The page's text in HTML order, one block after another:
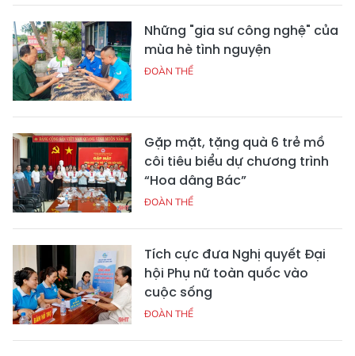
Những "gia sư công nghệ" của
mùa hè tình nguyện
ĐOÀN THỂ
Gặp mặt, tặng quà 6 trẻ mồ
côi tiêu biểu dự chương trình
“Hoa dâng Bác”
ĐOÀN THỂ
Tích cực đưa Nghị quyết Đại
hội Phụ nữ toàn quốc vào
cuộc sống
ĐOÀN THỂ